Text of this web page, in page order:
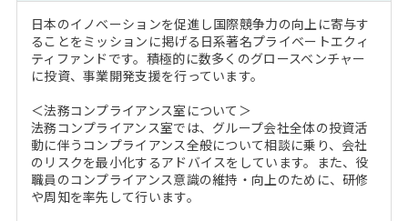
MBAを生かす求人特集
年齢と年収の相関図
MBA NETWORKING
日本のイノベーションを促進し国際競争力の向上に寄与す
ることをミッションに掲げる日系著名プライベートエクィ
ティファンドです。積極的に数多くのグロースベンチャー
に投資、事業開発支援を行っています。
＜法務コンプライアンス室について＞
法務コンプライアンス室では、グループ会社全体の投資活
動に伴うコンプライアンス全般について相談に乗り、会社
のリスクを最小化するアドバイスをしています。また、役
職員のコンプライアンス意識の維持・向上のために、研修
や周知を率先して行います。